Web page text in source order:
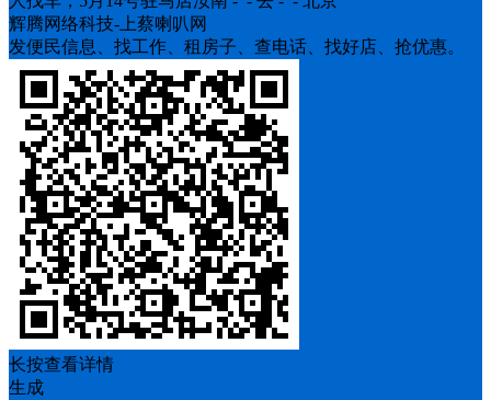
辉腾网络科技-上蔡喇叭网
发便民信息、找工作、租房子、查电话、找好店、抢优惠。
长按查看详情
生成